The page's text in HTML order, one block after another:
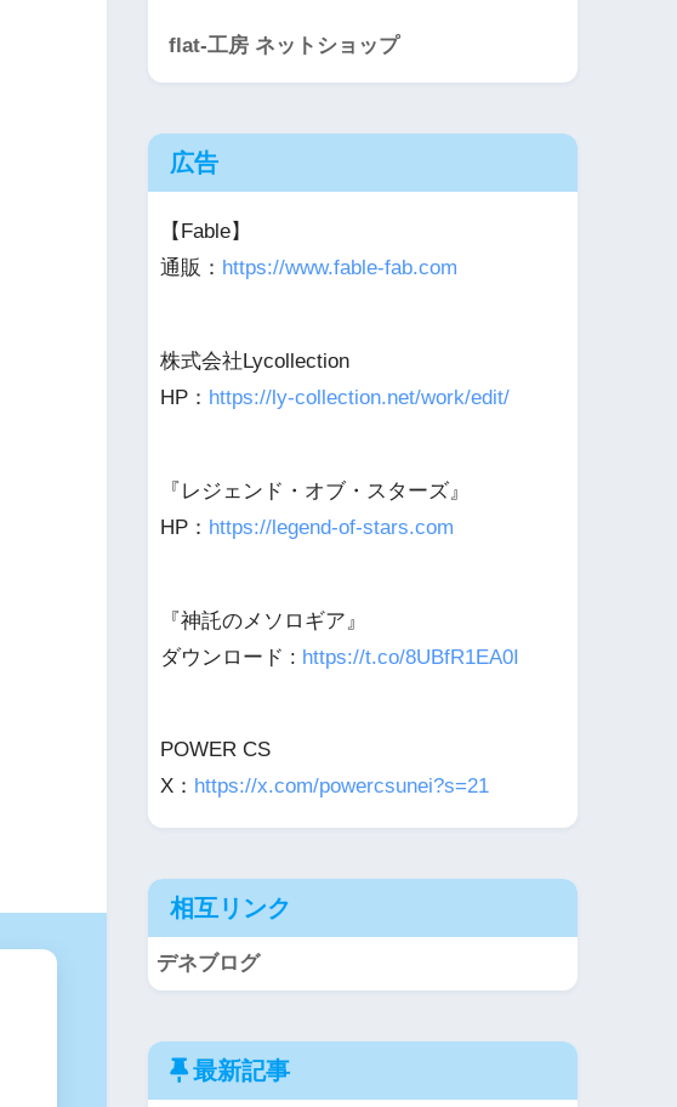
flat-工房 ネットショップ
広告
【Fable】
通販： https://www.fable-fab.com
株式会社Lycollection
HP： https://ly-collection.net/work/edit/
『レジェンド・オブ・スターズ』
HP： https://legend-of-stars.com
『神託のメソロギア』
ダウンロード : https://t.co/8UBfR1EA0I
POWER CS
X： https://x.com/powercsunei?s=21
相互リンク
デネブログ
最新記事